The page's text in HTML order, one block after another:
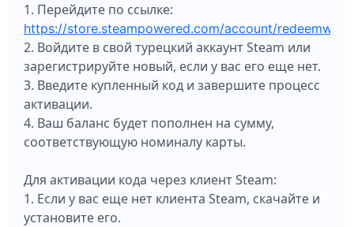
1. Перейдите по ссылке:
https://store.steampowered.com/account/
2. Войдите в свой турецкий аккаунт Steam или
зарегистрируйте новый, если у вас его еще нет.
3. Введите купленный код и завершите процесс
активации.
4. Ваш баланс будет пополнен на сумму,
соответствующую номиналу карты.
Для активации кода через клиент Steam:
1. Если у вас еще нет клиента Steam, скачайте и
установите его.